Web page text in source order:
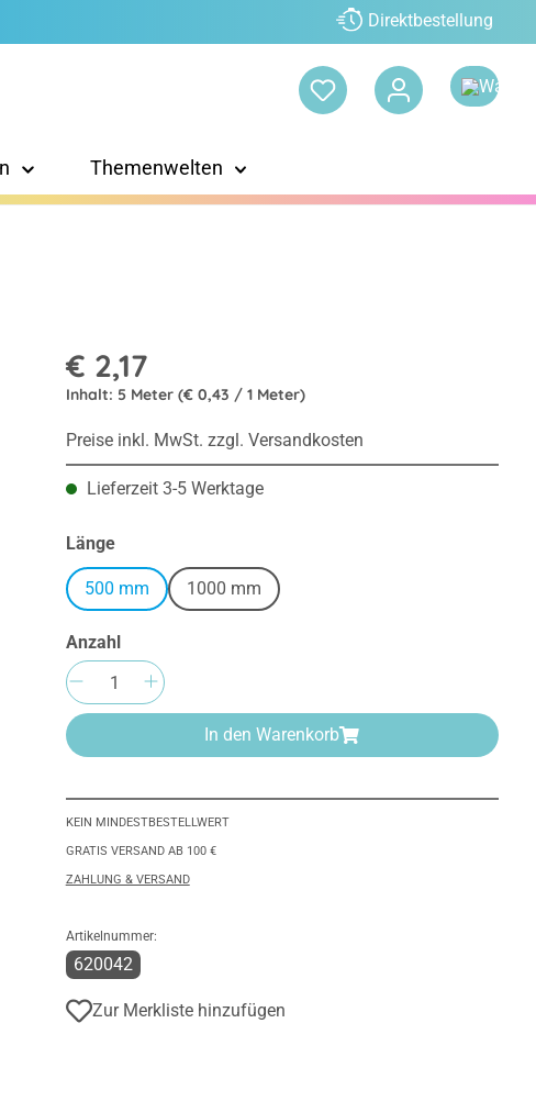
Direktbestellung
Themenwelten
€ 2,17
Inhalt: 5 Meter (€ 0,43 / 1 Meter)
Preise inkl. MwSt. zzgl. Versandkosten
Lieferzeit 3-5 Werktage
Längeauswählen
500 mm 1000 mm
Anzahl
Produkt Anzahl: Gib den gewünschten
In den Warenkorb
KEIN MINDESTBESTELLWERT
GRATIS VERSAND AB 100 €
ZAHLUNG & VERSAND
Artikelnummer:
620042
Zur Merkliste hinzufügen